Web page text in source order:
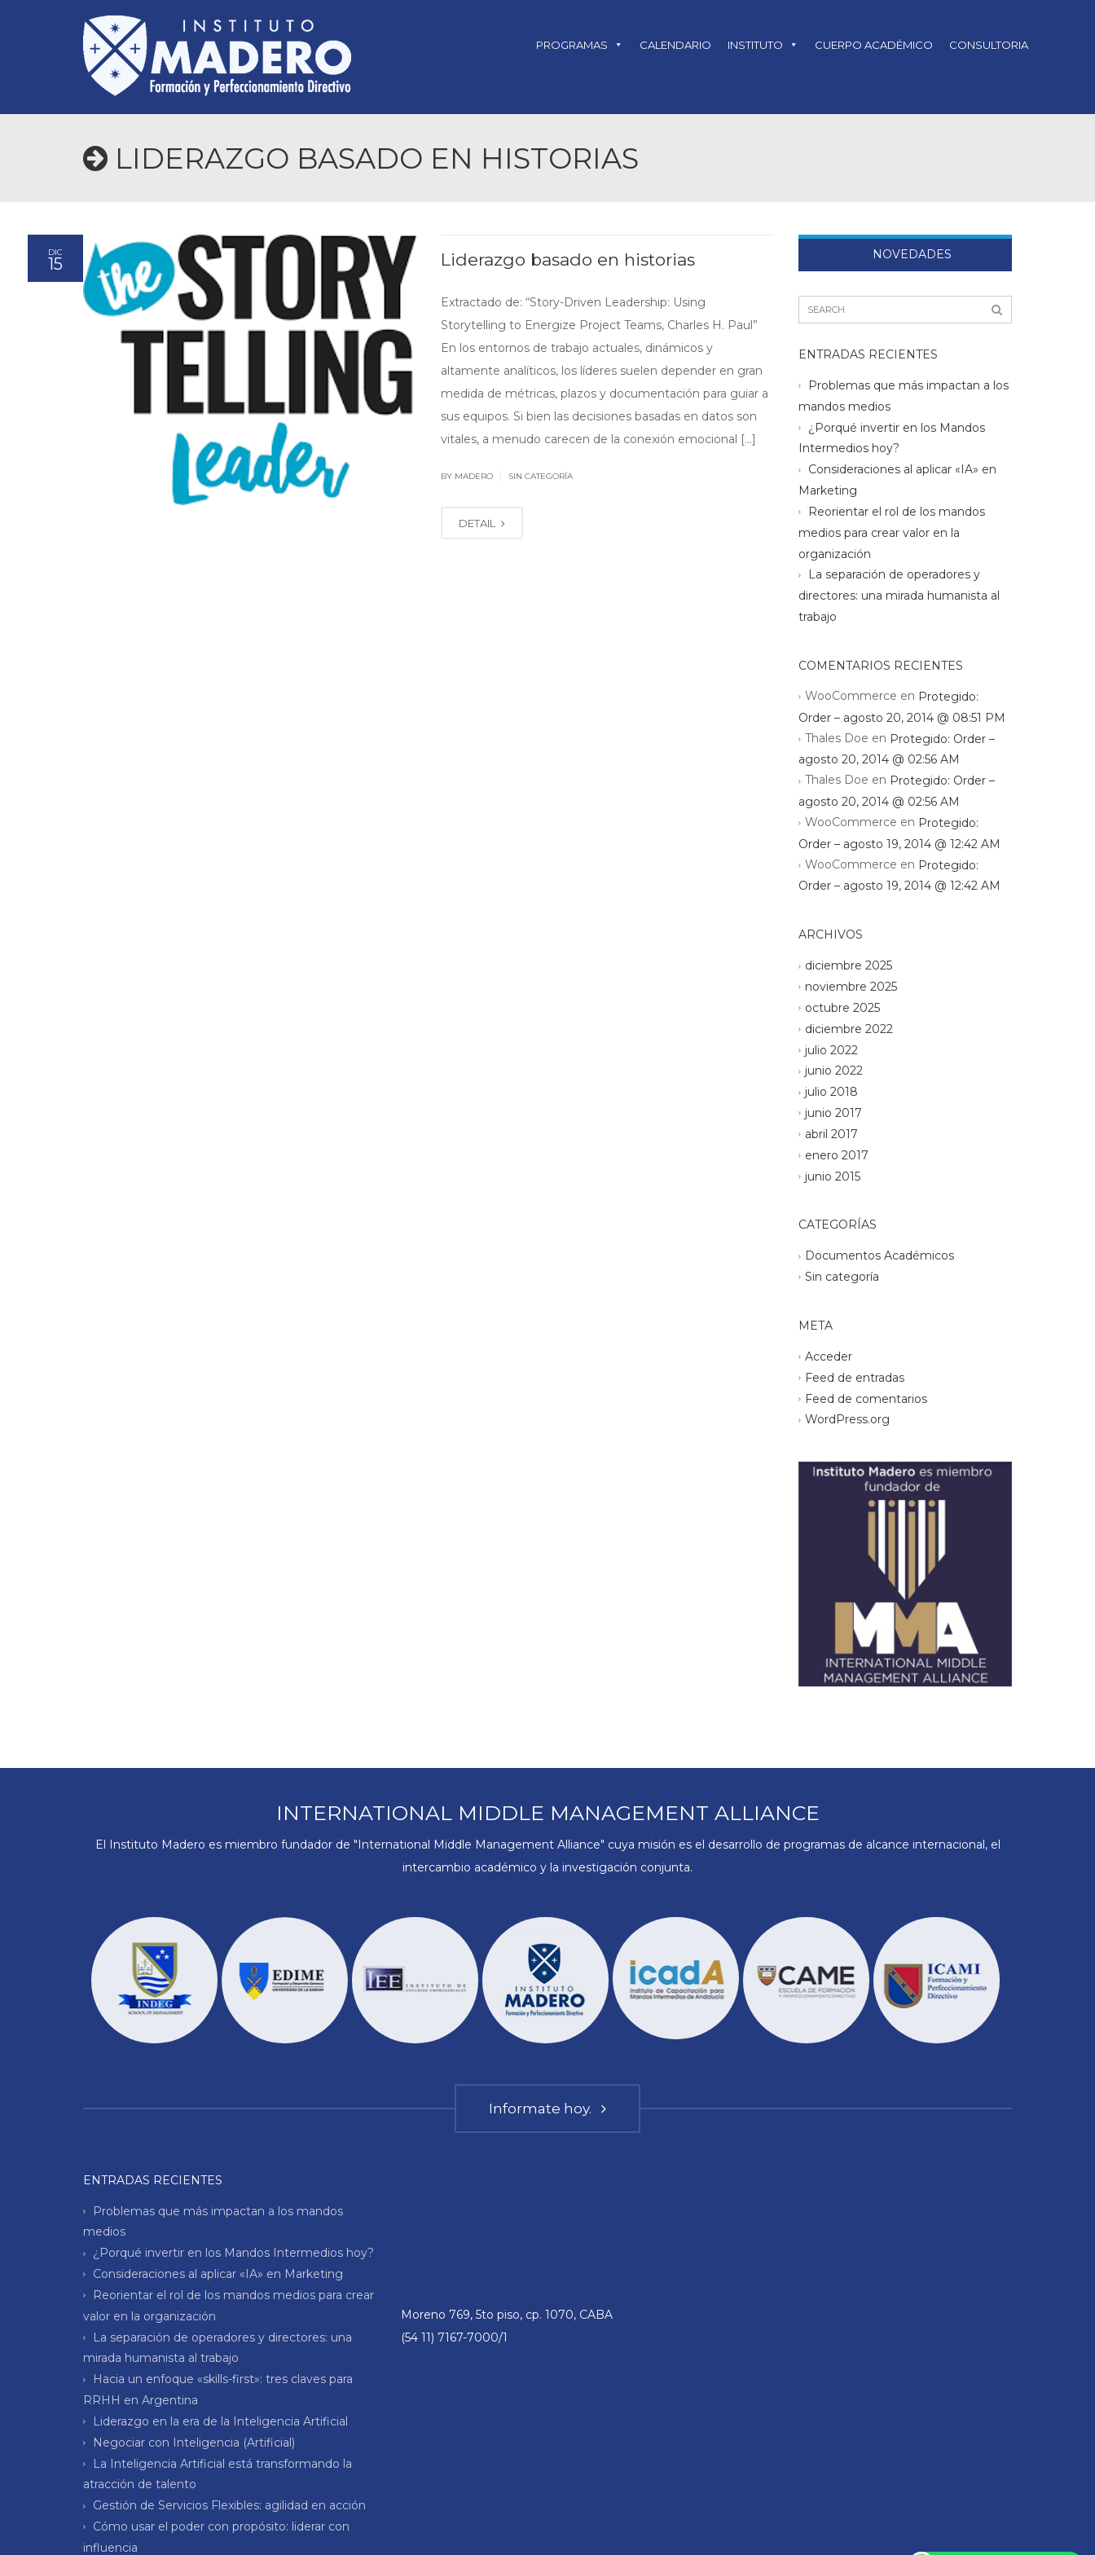
PROGRAMAS CALENDARIO INSTITUTO CUERPO ACADÉMICO CONSULTORIA
LIDERAZGO BASADO EN HISTORIAS
DIC
15 Liderazgo basado en historias
Extractado de: “Story-Driven Leadership: Using
Storytelling to Energize Project Teams, Charles H. Paul”
En los entornos de trabajo actuales, dinámicos y
altamente analíticos, los líderes suelen depender en gran
medida de métricas, plazos y documentación para guiar a
sus equipos. Si bien las decisiones basadas en datos son
vitales, a menudo carecen de la conexión emocional […]
BY MADERO SIN CATEGORÍA
DETAIL
NOVEDADES
ENTRADAS RECIENTES
Problemas que más impactan a los
mandos medios
¿Porqué invertir en los Mandos
Intermedios hoy?
Consideraciones al aplicar «IA» en
Marketing
Reorientar el rol de los mandos
medios para crear valor en la
organización
La separación de operadores y
directores: una mirada humanista al
trabajo
COMENTARIOS RECIENTES
WooCommerce en Protegido:
Order – agosto 20, 2014 @ 08:51 PM
Thales Doe en Protegido: Order –
agosto 20, 2014 @ 02:56 AM
Thales Doe en Protegido: Order –
agosto 20, 2014 @ 02:56 AM
WooCommerce en Protegido:
Order – agosto 19, 2014 @ 12:42 AM
WooCommerce en Protegido:
Order – agosto 19, 2014 @ 12:42 AM
ARCHIVOS
diciembre 2025
noviembre 2025
octubre 2025
diciembre 2022
julio 2022
junio 2022
julio 2018
junio 2017
abril 2017
enero 2017
junio 2015
CATEGORÍAS
Documentos Académicos
Sin categoría
META
Acceder
Feed de entradas
Feed de comentarios
WordPress.org
INTERNATIONAL MIDDLE MANAGEMENT ALLIANCE
El Instituto Madero es miembro fundador de "International Middle Management Alliance" cuya misión es el desarrollo de programas de alcance internacional, el
intercambio académico y la investigación conjunta.
Informate hoy.
ENTRADAS RECIENTES
Problemas que más impactan a los mandos
medios
¿Porqué invertir en los Mandos Intermedios hoy?
Consideraciones al aplicar «IA» en Marketing
Reorientar el rol de los mandos medios para crear
valor en la organización
La separación de operadores y directores: una
mirada humanista al trabajo
Hacia un enfoque «skills-first»: tres claves para
RRHH en Argentina
Liderazgo en la era de la Inteligencia Artificial
Negociar con Inteligencia (Artificial)
La Inteligencia Artificial está transformando la
atracción de talento
Gestión de Servicios Flexibles: agilidad en acción
Cómo usar el poder con propósito: liderar con
influencia
Moreno 769, 5to piso, cp. 1070, CABA
(54 11) 7167-7000/1